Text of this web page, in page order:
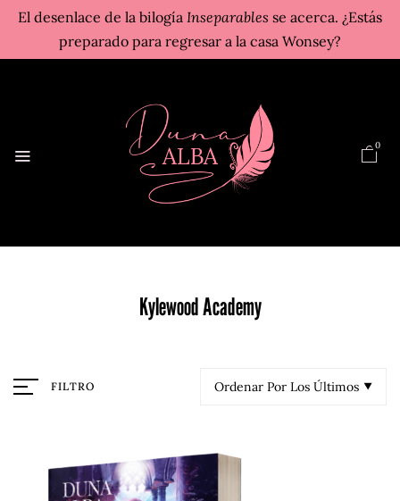
El desenlace de la bilogía Inseparables se acerca. ¿Estás
preparado para regresar a la casa Wonsey?
0
Kylewood Academy
FILTRO Ordenar Por Los Últimos